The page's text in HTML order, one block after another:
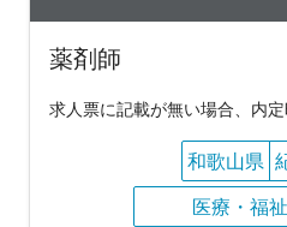
薬剤師
求人票に記載が無い場合、内
和歌山県
医療・福